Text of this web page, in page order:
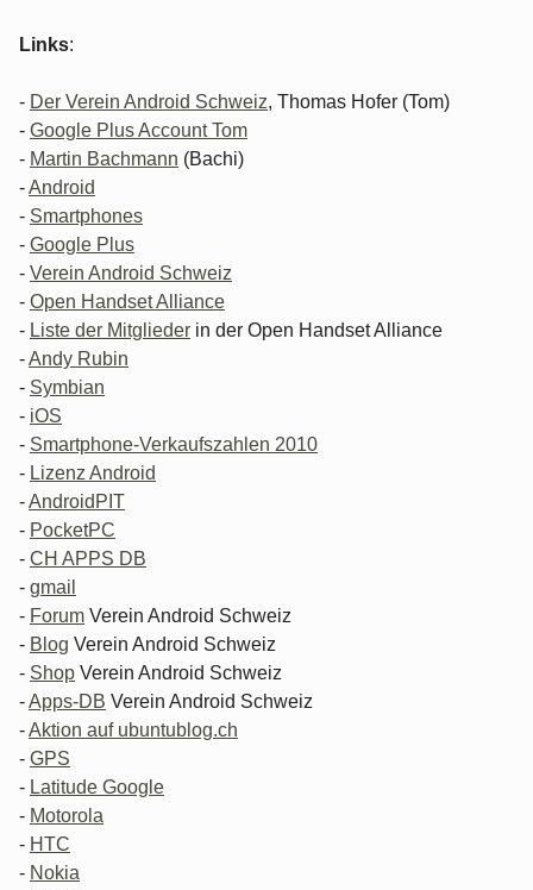
Links:
- Der Verein Android Schweiz, Thomas Hofer (Tom)
- Google Plus Account Tom
- Martin Bachmann (Bachi)
-Android
- Smartphones
- Google Plus
- Verein Android Schweiz
- Open Handset Alliance
- Liste der Mitglieder in der Open Handset Alliance
-Andy Rubin
- Symbian
- iOS
- Smartphone-Verkaufszahlen 2010
- Lizenz Android
-AndroidPIT
- PocketPC
- CH APPS DB
- gmail
- Forum Verein Android Schweiz
- Blog Verein Android Schweiz
- Shop Verein Android Schweiz
-Apps-DB Verein Android Schweiz
-Aktion auf ubuntublog.ch
- GPS
- Latitude Google
- Motorola
- HTC
- Nokia